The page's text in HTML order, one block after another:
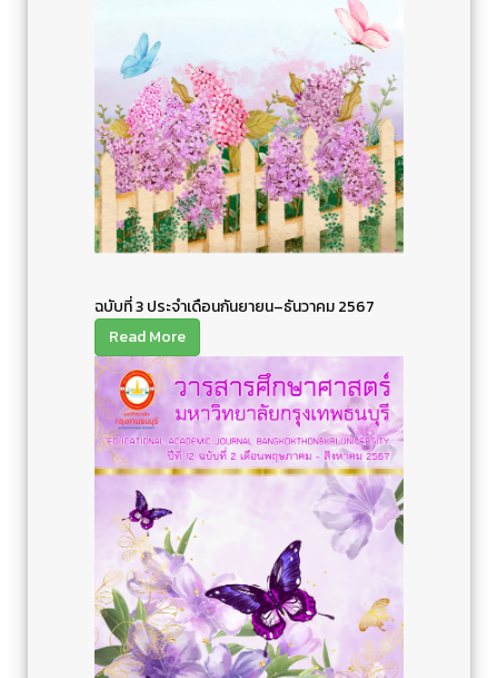
ฉบับที่ 3 ประจำเดือนกันยายน–ธันวาคม 2567
Read More